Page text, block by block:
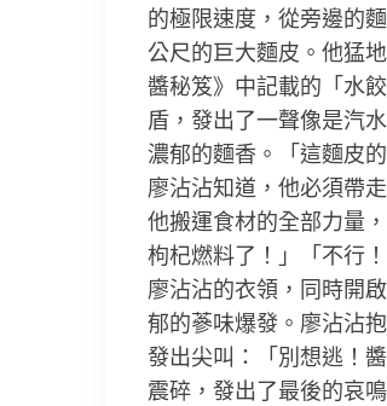
的極限速度，從旁邊的
公尺的巨大麵皮。他猛
醬秘笈》中記載的「水
盾，發出了一聲像是汽
濃郁的麵香。「這麵皮
廖沾沾知道，他必須帶
他搬運食材的全部力量
枸杞燃料了！」「不行
廖沾沾的衣領，同時開
郁的蔘味爆發。廖沾沾
發出尖叫：「別想逃！醬
震碎，發出了最後的哀